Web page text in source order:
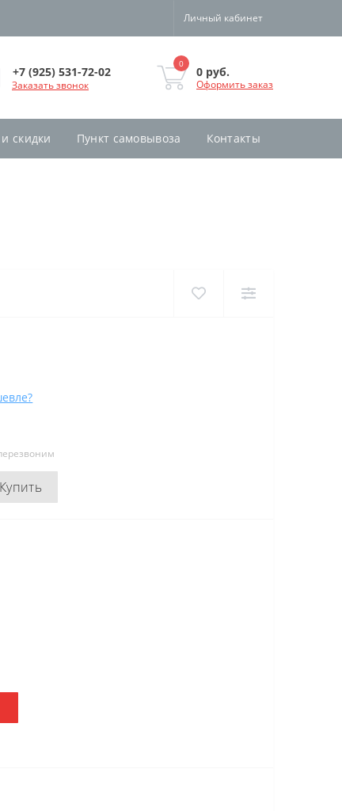
Личный кабинет
+7 (925) 531-72-02
Заказать звонок
0
0 руб.
Оформить заказ
скидки Пункт самовывоза Контакты
Купить